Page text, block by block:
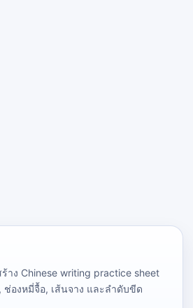
าง Chinese writing practice sheet
ช่องหมี่จื้อ, เส้นจาง และลำดับขีด